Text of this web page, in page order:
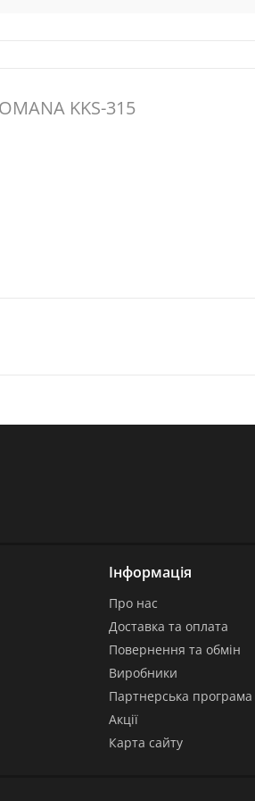
KKS-315
Інформація
Про нас
Доставка та оплата
Повернення та обмін
Виробники
Партнерська програма
Акції
Карта сайту